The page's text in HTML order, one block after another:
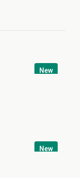
New
New